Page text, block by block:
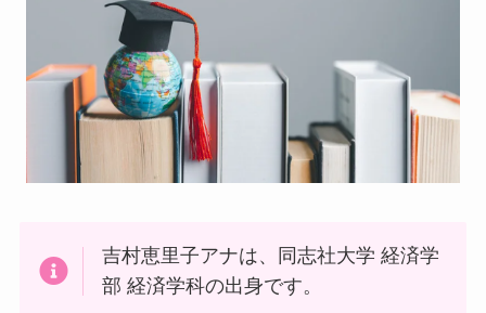
吉村恵里子アナは、同志社大学 経済学
部 経済学科の出身です。